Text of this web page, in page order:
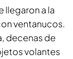
llegaron a la
ventanucos.
decenas de
volantes